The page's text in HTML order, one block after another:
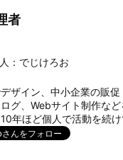
者
：でじけろお
ザイン、中小企業の販
グ、Webサイト制作な
年ほど個人で活動を続け